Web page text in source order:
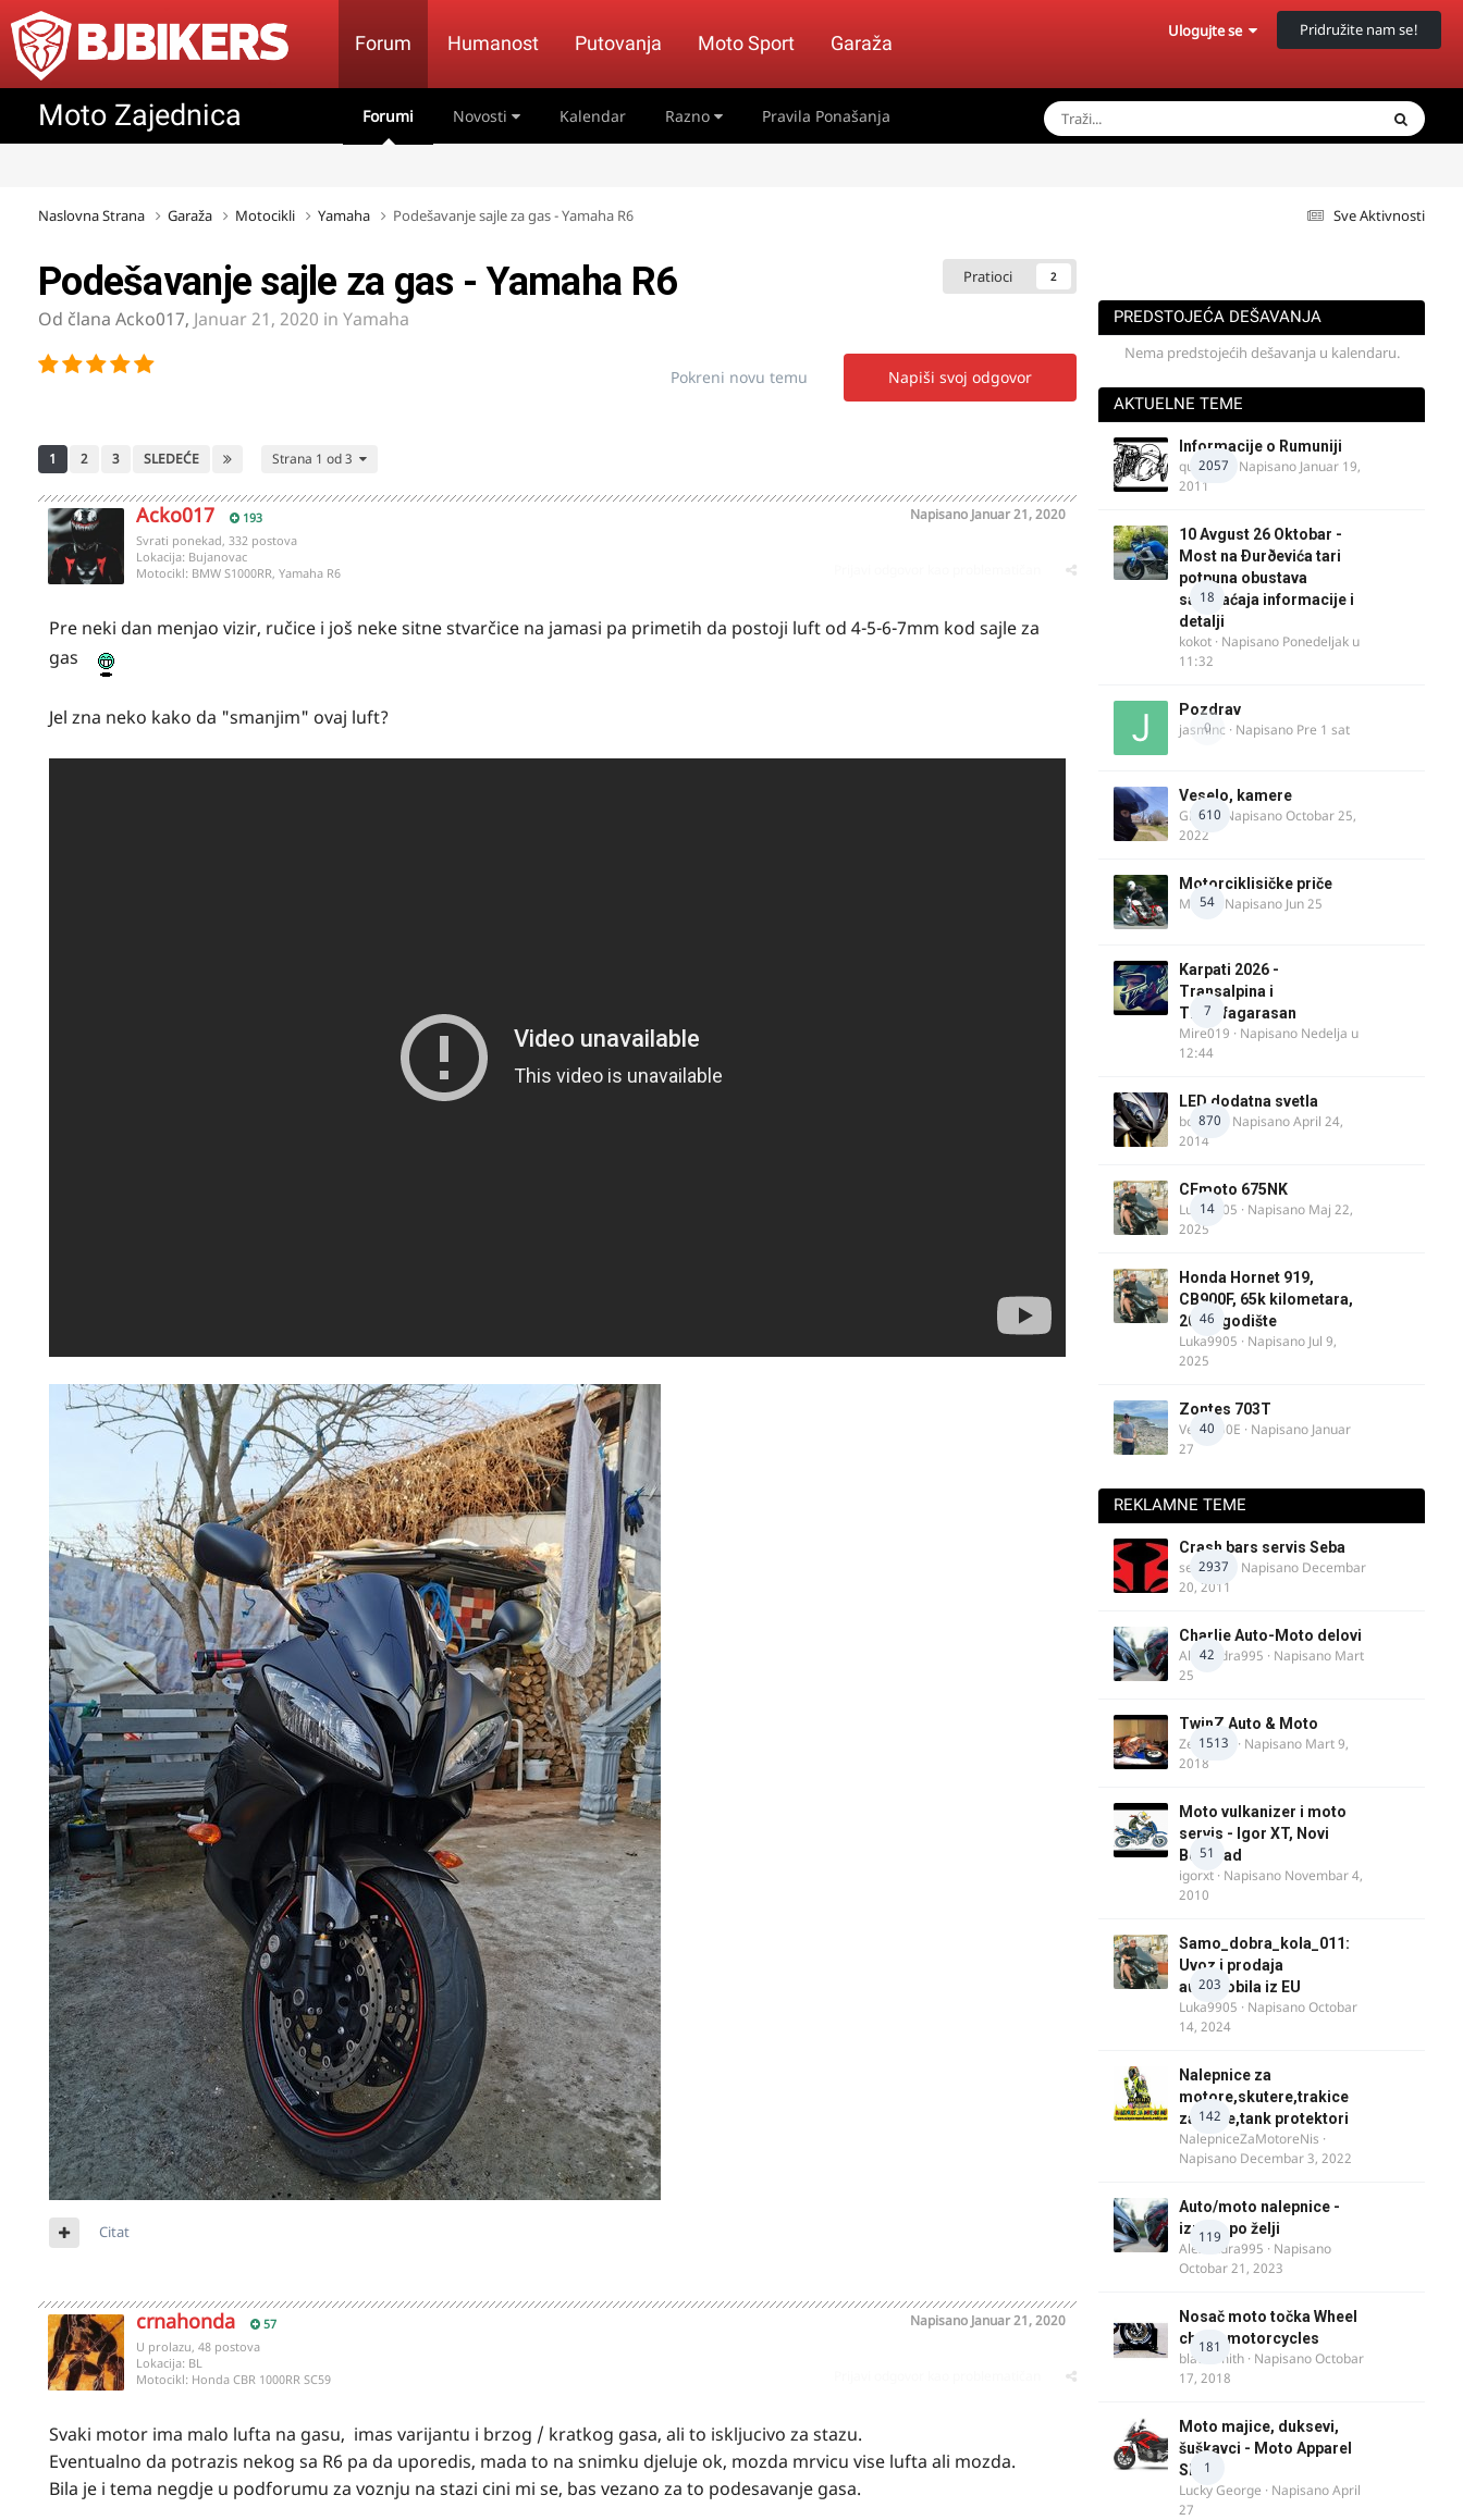
Forum Humanost Putovanja Moto Sport Garaža
Ulogujte se Pridružite nam se!
Moto Zajednica Forumi Novosti Kalendar Razno Pravila Ponašanja
Sve Aktivnosti
Naslovna Strana Garaža Motocikli Yamaha Podešavanje sajle za gas - Yamaha R6
Pratioci 2
Podešavanje sajle za gas - Yamaha R6
Od člana Acko017, Januar 21, 2020 in Yamaha
Napiši svoj odgovor
Pokreni novu temu
1 2 3 SLEDEĆE Strana 1 od 3
Acko017 193 Napisano Januar 21, 2020
Svrati ponekad, 332 postova
Lokacija: Bujanovac
Motocikl: BMW S1000RR, Yamaha R6
Pre neki dan menjao vizir, ručice i još neke sitne stvarčice na jamasi pa primetih da postoji luft od 4-5-6-7mm kod sajle za
gas
Jel zna neko kako da "smanjim" ovaj luft?
Citat
crnahonda 57 Napisano Januar 21, 2020
U prolazu, 48 postova
Lokacija: BL
Motocikl: Honda CBR 1000RR SC59
Svaki motor ima malo lufta na gasu, imas varijantu i brzog / kratkog gasa, ali to iskljucivo za stazu.
Eventualno da potrazis nekog sa R6 pa da uporedis, mada to na snimku djeluje ok, mozda mrvicu vise lufta ali mozda.
Bila je i tema negdje u podforumu za voznju na stazi cini mi se, bas vezano za to podesavanje gasa.
PREDSTOJEĆA DEŠAVANJA
Nema predstojećih dešavanja u kalendaru.
AKTUELNE TEME
2057
Informacije o Rumuniji
quasaar · Napisano Januar 19,
2011
18
10 Avgust 26 Oktobar -
Most na Ðurðevića tari
potpuna obustava
saobraćaja informacije i
detalji
kokot · Napisano Ponedeljak u
11:32
0
Pozdrav
jasminc · Napisano Pre 1 sat
610
Veselo, kamere
GR 46· NapisanoOctobar 25,
2022
54
Motorciklisičke priče
MIHO · Napisano Jun 25
7
Karpati 2026 -
Transalpina i
Transfagarasan
Mire019 · Napisano Nedelja u
12:44
870
LED dodatna svetla
boki.64 · NapisanoApril 24,
2014
14
CFmoto 675NK
Luka9905 · Napisano Maj 22,
2025
46
Honda Hornet 919,
CB900F, 65k kilometara,
2005. godište
Luka9905 · Napisano Jul 9,
2025
40
Zontes 703T
Verdi350E · Napisano Januar
27
REKLAMNE TEME
2937
Crash bars servis Seba
seba011 · Napisano Decembar
20, 2011
42
Charlie Auto-Moto delovi
Alexandra995 · Napisano Mart
25
1513
TwinZ Auto & Moto
Zeljkamp · Napisano Mart 9,
2018
51
Moto vulkanizer i moto
servis - Igor XT, Novi
Beograd
igorxt · Napisano Novembar 4,
2010
203
Samo_dobra_kola_011:
Uvoz i prodaja
automobila iz EU
Luka9905 · NapisanoOctobar
14, 2024
142
Nalepnice za
motore,skutere,trakice
za felne,tank protektori
NalepniceZaMotoreNis ·
Napisano Decembar 3, 2022
119
Auto/moto nalepnice -
izrada po želji
Alexandra995 · Napisano
Octobar 21, 2023
181
Nosač moto točka Wheel
chock motorcycles
blacksmith · NapisanoOctobar
17, 2018
1
Moto majice, duksevi,
šuškavci - Moto Apparel
SRB
Lucky George · NapisanoApril
27